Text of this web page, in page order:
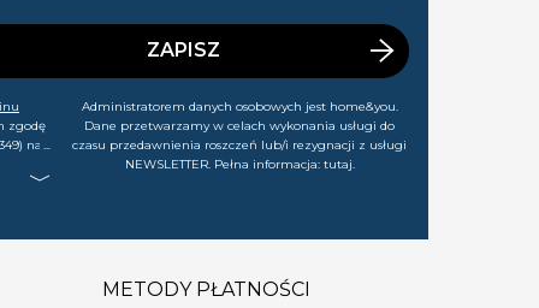
zgodę
na
chwili
ZAPISZ
Administratorem danych osobowych jest home&you.
Dane przetwarzamy w celach wykonania usługi do
czasu przedawnienia roszczeń lub/i rezygnacji z usługi
NEWSLETTER. Pełna informacja: tutaj.
METODY PŁATNOŚCI